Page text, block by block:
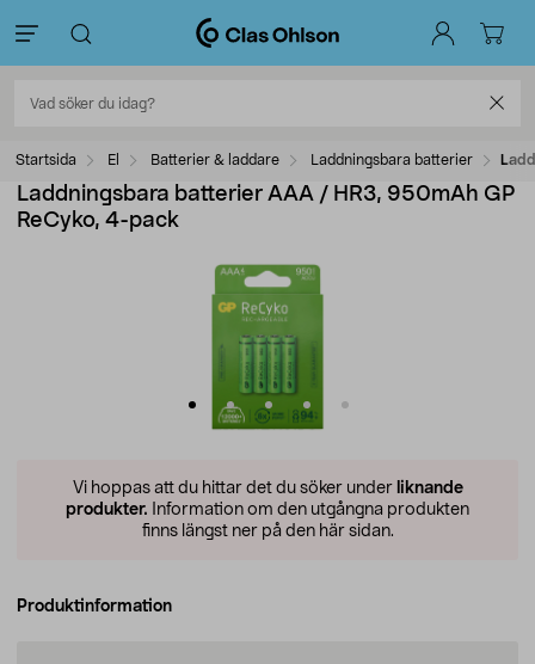
Startsida El Batterier & laddare Laddningsbara batterier
Laddningsbara batterier AAA / HR3, 950mAh GP
ReCyko, 4-pack
Vi hoppas att du hittar det du söker under liknande
produkter. Information om den utgångna produkten
finns längst ner på den här sidan.
Produktinformation